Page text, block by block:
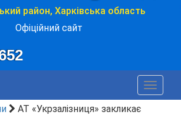
район, Харківська область
Офіційний сайт
Toggle
АТ «Укрзалізниця» закликає